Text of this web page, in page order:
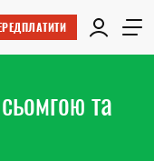
та